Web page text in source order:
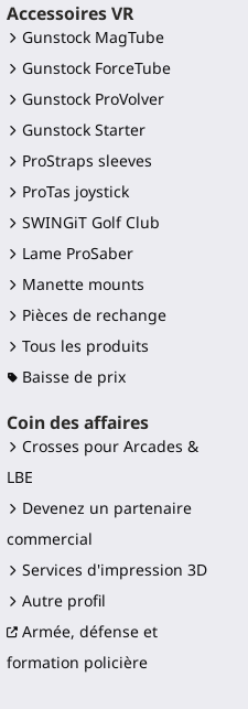
Accessoires VR
Gunstock MagTube
Gunstock ForceTube
Gunstock ProVolver
Gunstock Starter
ProStraps sleeves
ProTas joystick
SWINGiT Golf Club
Lame ProSaber
Manette mounts
Pièces de rechange
Tous les produits
Baisse de prix
Coin des affaires
Crosses pour Arcades &
LBE
Devenez un partenaire
commercial
Services d'impression 3D
Autre profil
Armée, défense et
formation policière